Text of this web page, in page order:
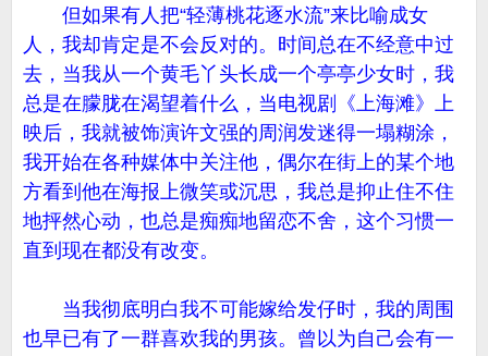
但如果有人把“轻薄桃花逐水流”来比喻成女
人，我却肯定是不会反对的。时间总在不经意中过
去，当我从一个黄毛丫头长成一个亭亭少女时，我
总是在朦胧在渴望着什么，当电视剧《上海滩》上
映后，我就被饰演许文强的周润发迷得一塌糊涂，
我开始在各种媒体中关注他，偶尔在街上的某个地
方看到他在海报上微笑或沉思，我总是抑止住不住
地抨然心动，也总是痴痴地留恋不舍，这个习惯一
直到现在都没有改变。
当我彻底明白我不可能嫁给发仔时，我的周围
也早已有了一群喜欢我的男孩。曾以为自己会有一